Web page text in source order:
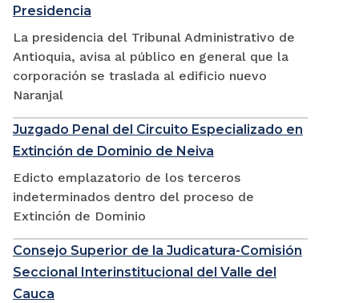
Presidencia
La presidencia del Tribunal Administrativo de
Antioquia, avisa al público en general que la
corporación se traslada al edificio nuevo
Naranjal
Juzgado Penal del Circuito Especializado en
Extinción de Dominio de Neiva
Edicto emplazatorio de los terceros
indeterminados dentro del proceso de
Extinción de Dominio
Consejo Superior de la Judicatura-Comisión
Seccional Interinstitucional del Valle del
Cauca